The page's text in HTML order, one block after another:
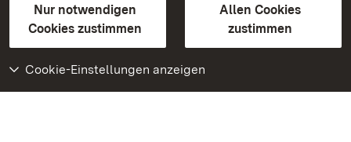
Nur notwendigen
Cookies zustimmen
Allen Cookies
zustimmen
Cookie-Einstellungen anzeigen
Erklärung zur Barrierefreiheit
BITV-konform (geprüfte Seiten)
Weiteres